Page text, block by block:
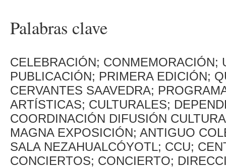
Palabras clave
CELEBRACIÓN;
PUBLICACIÓN; PRIMERA EDICIÓN;
CERVANTES SAAVEDRA;
ARTÍSTICAS; CULTURALES;
COORDINACIÓN DIFUSIÓN
MAGNA EXPOSICIÓN; ANTIGUO
SALA NEZAHUALCÓYOTL; CCU;
CONCIERTOS; CONCIERTO;